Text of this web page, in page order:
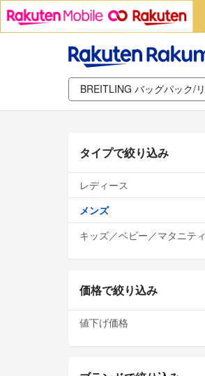
タイプで絞り込み
レディース
メンズ
キッズ／ベビー／マタニティ
価格で絞り込み
値下げ価格